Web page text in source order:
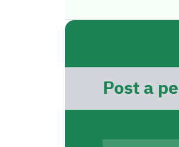
Post a